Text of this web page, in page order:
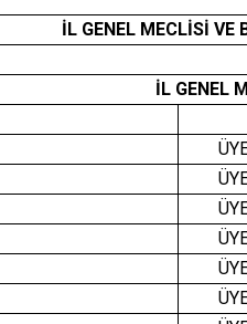
İL GENEL MECLİSİ VE
İL GENEL